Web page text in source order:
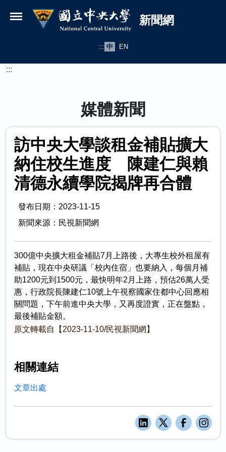
國立中央大學新聞網
新聞網
::: 中 EN
:::
媒體新聞
訪中央大學談租金補貼擴大
納住校生進度 陳建仁與賴
清德永續學院揭牌再合體
發布日期：2023-11-15
新聞來源：民視新聞網
300億中央擴大租金補貼7月上路後，大專生校外租屋有
補貼，現在中央研議「校內住宿」也要納入，每個月補
助1200元到1500元，最快明年2月上路，預估26萬人受
惠，行政院長陳建仁10號上午視察國家住都中心回應相
關問題，下午前進中央大學，又再度證實，正在盤點，
最後補貼金額。
原文轉載自【2023-11-10/民視新聞網】
相關連結
文章出處